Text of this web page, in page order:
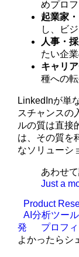
めプロ
起業家
し、ビ
人事・
たい企
キャリ
種への
LinkedInが単
スチャンスの
ルの質は直接
は、その質を
なソリューシ
あわせ
Just a
Product
AI分析ツール
発
プロフ
よかったらシ